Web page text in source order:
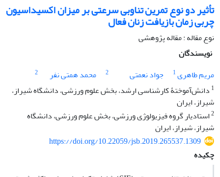
تأثیر دو نوع تمرین تناوبی سرعتی بر میزان اکسیداسیون
چربی زمان بازیافت زنان فعال
نوع مقاله : مقاله پژوهشی
نویسندگان
مریم طاهری1 جواد نعمتی 2 محمد همتی نفر
2
1 دانش‌آموختۀ کارشناسی ارشد، بخش علوم ورزشی، دانشگاه شیراز،
شیراز، ایران
2استادیار گروه فیزیولوژی ورزشی، بخش علوم ورزشی، دانشگاه
شیراز، شیراز، ایران
https://doi.org/10.22059/jsb.2019.265537.1309
چکیده